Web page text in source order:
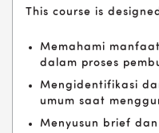
This course is
Memahami
dalam proses
Mengidentifikasi
umum saat
Menyusun brief